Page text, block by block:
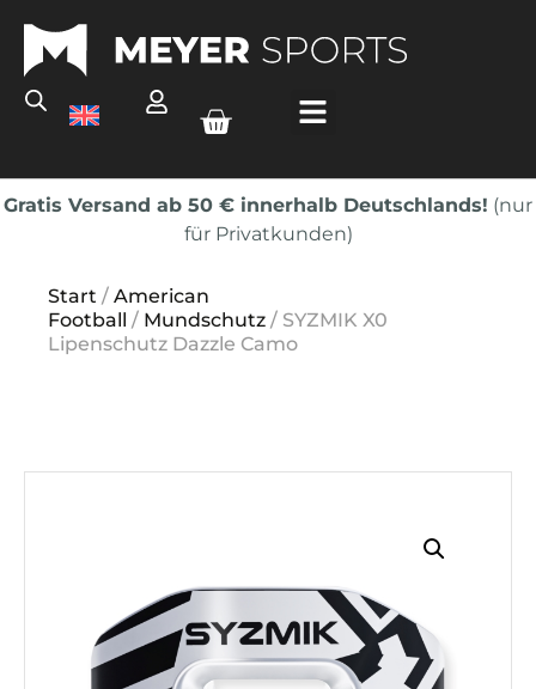
Gratis Versand ab 50 € innerhalb Deutschlands! (nur
für Privatkunden)
Start / American
Football / Mundschutz / SYZMIK X0
Lipenschutz Dazzle Camo